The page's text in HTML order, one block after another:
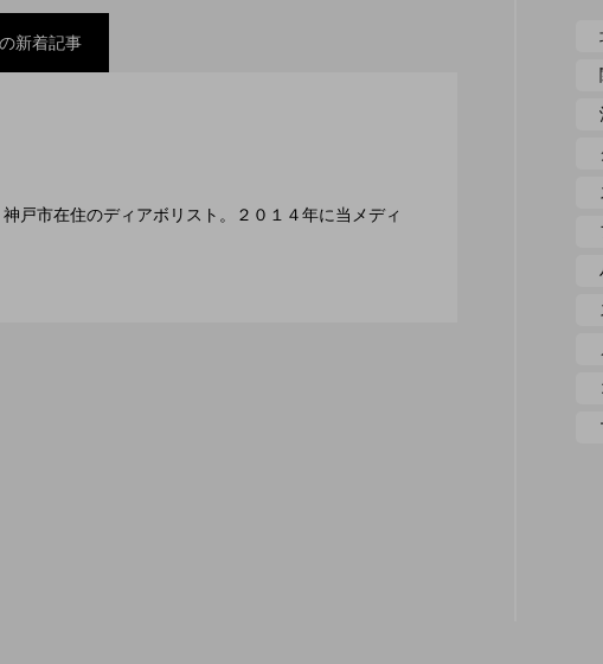
新着記事
戸市在住のディアボリスト。２０１４年に当メディ
スコンテスト」、１１月２３日BumB東京スポーツ